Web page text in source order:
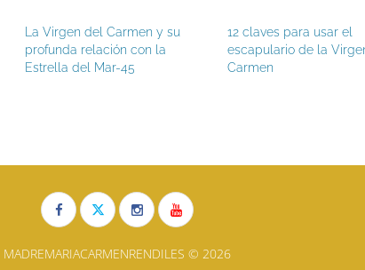
La Virgen del Carmen y su
profunda relación con la
Estrella del Mar-45
12 claves para usar el
escapulario de la Virgen del
Carmen
MADREMARIACARMENRENDILES © 2026